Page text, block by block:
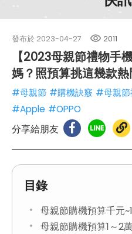
發布於 2023-04-27 2011
【2023母親節禮物手
媽？照預算挑這幾款熱
#母親節 #購機訣竅 #母親節
#Apple #OPPO
分享給朋友
目錄
母親節購機預算千元
母親節購機預算1～2